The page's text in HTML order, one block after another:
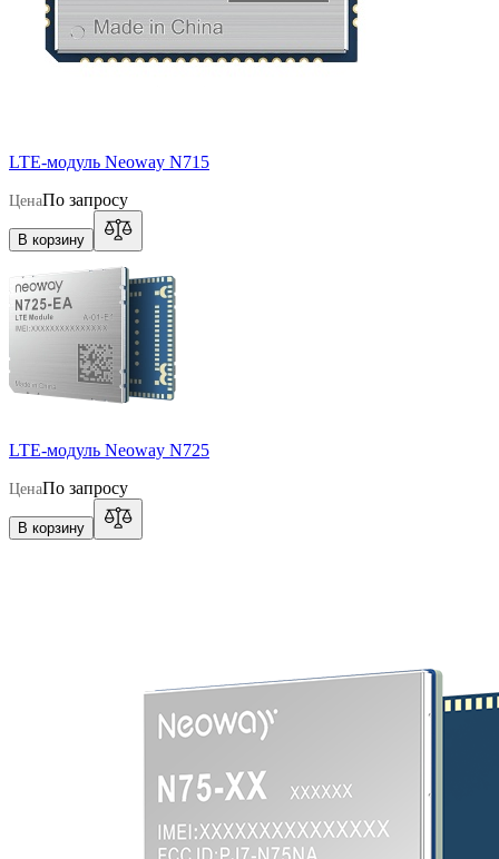
LTE-модуль Neoway N715
ЦенаПо запросу
В корзину
LTE-модуль Neoway N725
ЦенаПо запросу
В корзину